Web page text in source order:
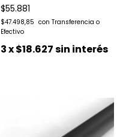
$55.881
$47.498,85
3x$18.627sin interés